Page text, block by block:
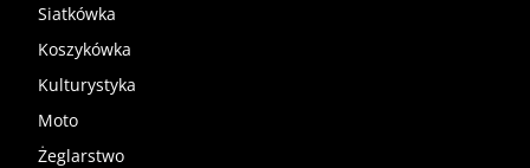
Siatkówka
Koszykówka
Kulturystyka
Moto
Żeglarstwo